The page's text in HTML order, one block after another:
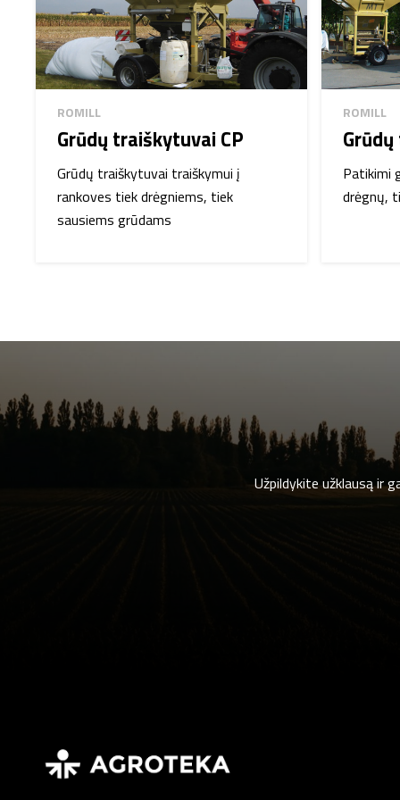
pradedant nuo projektų parengimo ir baigiant montavimo
Kompanijos produkcija eksportuojama į Vokietiją, Ispaniją,
Daniją, Baltarusiją, Vengriją, Prancūziją, Estiją, Naująją
ROMILL
Grūdų traiškytuvai CP
Grūdų traiškytuvai traiškymui į
rankoves tiek drėgniems, tiek
sausiems grūdams
ROMILL
Patikimi
drėgnų,
Užpildykite užklausą ir